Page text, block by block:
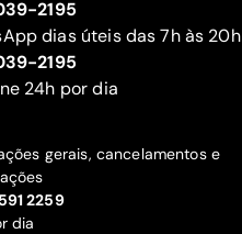
2195
dias úteis das 7h às 20h
2195
24h por dia
gerais, cancelamentos e
2259
dia